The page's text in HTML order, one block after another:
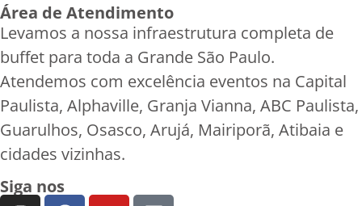
Área de Atendimento
Levamos a nossa infraestrutura completa de
buffet para toda a Grande São Paulo.
Atendemos com excelência eventos na Capital
Paulista, Alphaville, Granja Vianna, ABC Paulista,
Guarulhos, Osasco, Arujá, Mairiporã, Atibaia e
cidades vizinhas.
Siga nos